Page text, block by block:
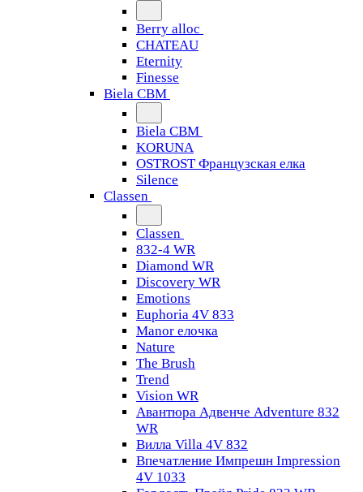
Berry alloc
CHATEAU
Eternity
Finesse
Biela CBM
Biela CBM
KORUNA
OSTROST Французская елка
Silence
Classen
Classen
832-4 WR
Diamond WR
Discovery WR
Emotions
Euphoria 4V 833
Manor елочка
Nature
The Brush
Trend
Vision WR
Авантюра Адвенче Adventure 832
WR
Вилла Villa 4V 832
Впечатление Импрешн Impression
4V 1033